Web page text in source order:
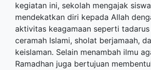
kegiatan ini, sekolah mengajak
mendekatkan diri kepada Allah
aktivitas keagamaan seperti tadarus
ceramah Islami, sholat berjamaah,
keislaman. Selain menambah ilmu
Ramadhan juga bertujuan